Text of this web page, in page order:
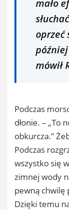
mało
oprzeć
mówił
Podczas
dłonie. – „To
obkurcza.”
Podczas
wszystko się
zimnej wody
pewną chwilę
Dzięki temu